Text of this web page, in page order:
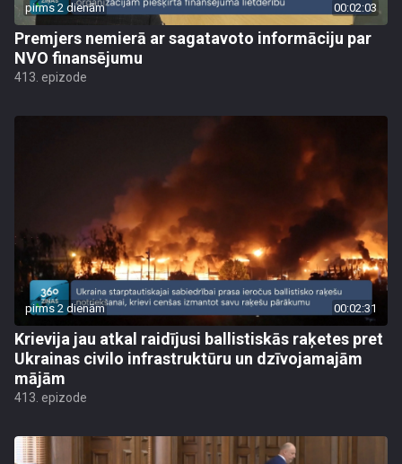
pirms 2 dienām 00:02:03
Premjers nemierā ar sagatavoto informāciju par
NVO finansējumu
413. epizode
pirms 2 dienām 00:02:31
Krievija jau atkal raidījusi ballistiskās raķetes pret
Ukrainas civilo infrastruktūru un dzīvojamajām
mājām
413. epizode